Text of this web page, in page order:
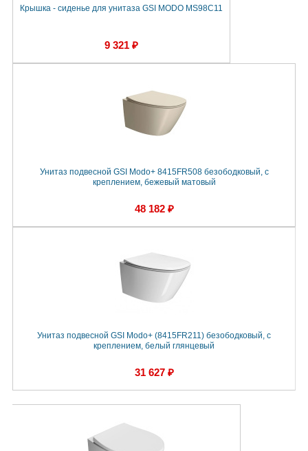
Крышка - сиденье для унитаза GSI MODO MS98C11
9 321 ₽
Унитаз подвесной GSI Modo+ 8415FR508 безободковый, с
креплением, бежевый матовый
48 182 ₽
Унитаз подвесной GSI Modo+ (8415FR211) безободковый, с
креплением, белый глянцевый
31 627 ₽